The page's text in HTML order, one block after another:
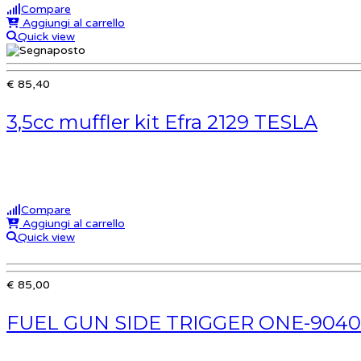
Compare
Aggiungi al carrello
Quick view
€ 85,40
3,5cc muffler kit Efra 2129 TESLA
Compare
Aggiungi al carrello
Quick view
€ 85,00
FUEL GUN SIDE TRIGGER ONE-